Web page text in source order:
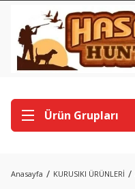
Ürün Grupları
Anasayfa KURUSIKI ÜRÜNLERİ